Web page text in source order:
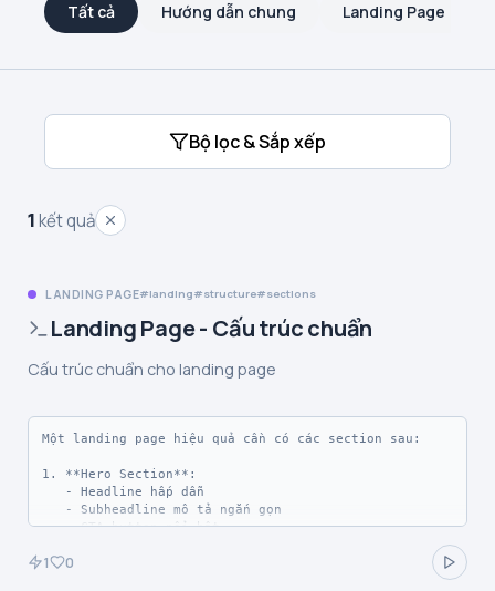
Tất cả Hướng dẫn chung Landing Page
Bộ lọc & Sắp xếp
1kết quả
LANDING PAGE landing structure sections
Landing Page - Cấu trúc chuẩn
Cấu trúc chuẩn cho landing page
Một landing page hiệu quả cần có các section sau:
1. **Hero Section**:
   - CTA button nổi bật
1 0